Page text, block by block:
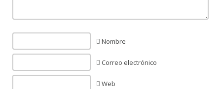
Nombre
Correo electrónico
Web